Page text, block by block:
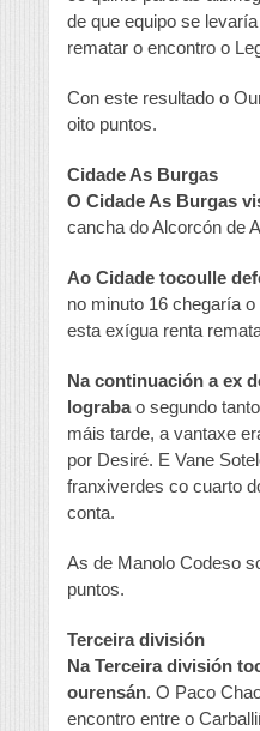
de que equipo se
rematar o encontro o
Con este resultado o
oito puntos.
Cidade As Burgas
O Cidade As Burgas
cancha do Alcorcón de
Ao Cidade tocoulle
no minuto 16 chegaría
esta exígua renta
Na continuación a ex
lograbao segundo
máis tarde, a vantaxe
por Desiré. E Vane
franxiverdes co cuarto
conta.
As de Manolo Codeso
puntos.
Terceira división
Na Terceira división
ourensán. O Paco
encontro entre o